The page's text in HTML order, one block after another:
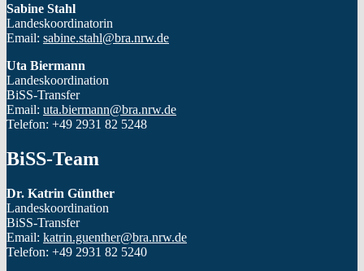
Sabine Stahl
Landeskoordinatorin
Email: sabine.stahl@bra.nrw.de
Uta Biermann
Landeskoordination
BiSS-Transfer
Email: uta.biermann@bra.nrw.de
Telefon: +49 2931 82 5248
BiSS-Team
Dr. Katrin Günther
Landeskoordination
BiSS-Transfer
Email: katrin.guenther@bra.nrw.de
Telefon: +49 2931 82 5240